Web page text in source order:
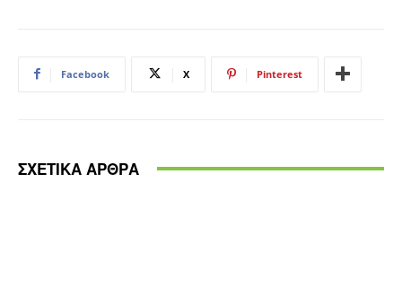
Facebook X Pinterest
ΣΧΕΤΙΚΑ ΑΡΘΡΑ